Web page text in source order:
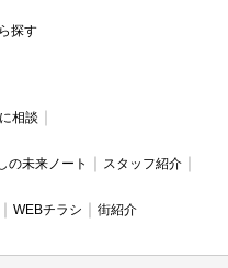
探す
相談
の未来ノート スタッフ紹介
WEBチラシ 街紹介